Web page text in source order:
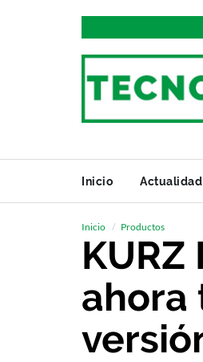
Inicio Actualidad
Inicio Productos
KURZ
ahora